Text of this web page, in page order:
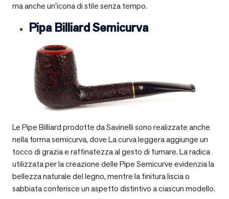
ma anche un’icona di stile senza tempo.
Pipa Billiard Semicurva
Le Pipe Billiard prodotte da Savinelli sono realizzate anche
nella forma semicurva, dove La curva leggera aggiunge un
tocco di grazia e raffinatezza al gesto di fumare. La radica
utilizzata per la creazione delle Pipe Semicurve evidenzia la
bellezza naturale del legno, mentre la finitura liscia o
sabbiata conferisce un aspetto distintivo a ciascun modello.